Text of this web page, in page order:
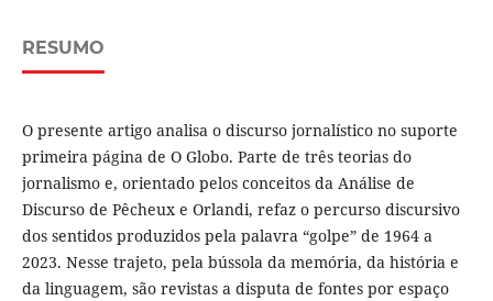
RESUMO
O presente artigo analisa o discurso jornalístico no suporte
primeira página de O Globo. Parte de três teorias do
jornalismo e, orientado pelos conceitos da Análise de
Discurso de Pêcheux e Orlandi, refaz o percurso discursivo
dos sentidos produzidos pela palavra “golpe” de 1964 a
2023. Nesse trajeto, pela bússola da memória, da história e
da linguagem, são revistas a disputa de fontes por espaço